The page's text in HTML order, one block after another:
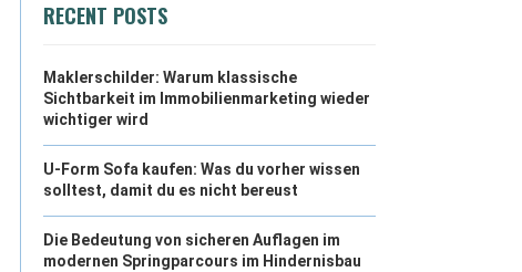
RECENT POSTS
Maklerschilder: Warum klassische
Sichtbarkeit im Immobilienmarketing wieder
wichtiger wird
U-Form Sofa kaufen: Was du vorher wissen
solltest, damit du es nicht bereust
Die Bedeutung von sicheren Auflagen im
modernen Springparcours im Hindernisbau